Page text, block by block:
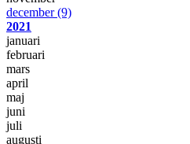
december(9)
2021
januari
februari
mars
april
maj
juni
juli
augusti